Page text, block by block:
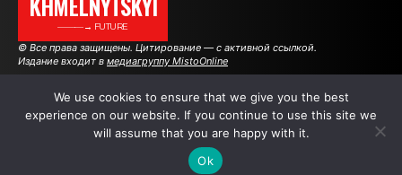
———→ FUTURE
© Все права защищены. Цитирование — с активной ссылкой.
Издание входит в медиагруппу MistoOnline
АВТОРЫ РЕКЛАМА НА САЙТЕ
We use cookies to ensure that we give you the best
experience on our website. If you continue to use this site we
will assume that you are happy with it.
Ok